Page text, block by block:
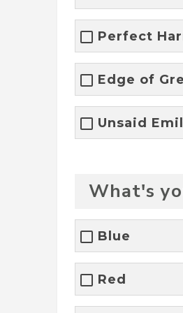
Perfect
Edge of
Unsaid
What's
Blue
Red